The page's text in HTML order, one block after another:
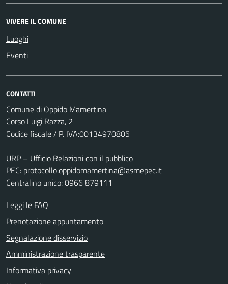
VIVERE IL COMUNE
Luoghi
Eventi
CONTATTI
Comune di Oppido Mamertina
Corso Luigi Razza, 2
Codice fiscale / P. IVA:00134970805
URP – Ufficio Relazioni con il pubblico
PEC: protocollo.oppidomamertina@asmepec.it
Centralino unico: 0966 879111
Leggi le FAQ
Prenotazione appuntamento
Segnalazione disservizio
Amministrazione trasparente
Informativa privacy